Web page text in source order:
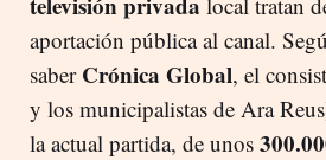
aportación pública al canal.
saber Crónica Global, el
y los municipalistas de Ara
la actual partida, de unos